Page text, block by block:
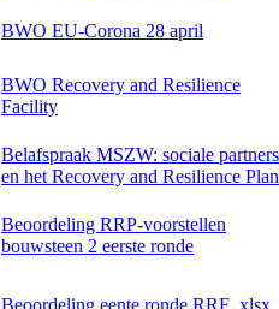
BWO EU-Corona 28 april
BWO Recovery and Resilience
Facility
Belafspraak MSZW: sociale partners
en het Recovery and Resilience Plan
Beoordeling RRP-voorstellen
bouwsteen 2 eerste ronde